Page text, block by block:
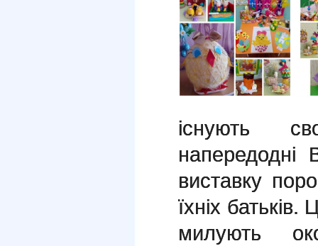
існують
напередодні
виставку
їхніх
милують